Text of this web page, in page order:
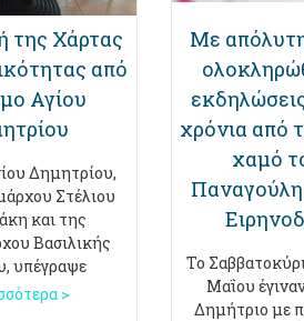
της Χάρτας
από
Αγίου
Δημητρίου,
Στέλιου
και της
Βασιλικής
υπέγραψε
>
Με
χρόνια από
χαμό
Παναγούλη
Το
Μαΐου
Δημήτριο με